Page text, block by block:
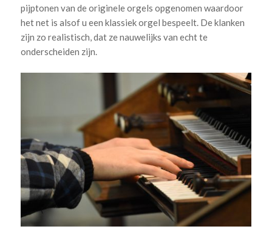
pijptonen van de originele orgels opgenomen waardoor
het net is alsof u een klassiek orgel bespeelt. De klanken
zijn zo realistisch, dat ze nauwelijks van echt te
onderscheiden zijn.